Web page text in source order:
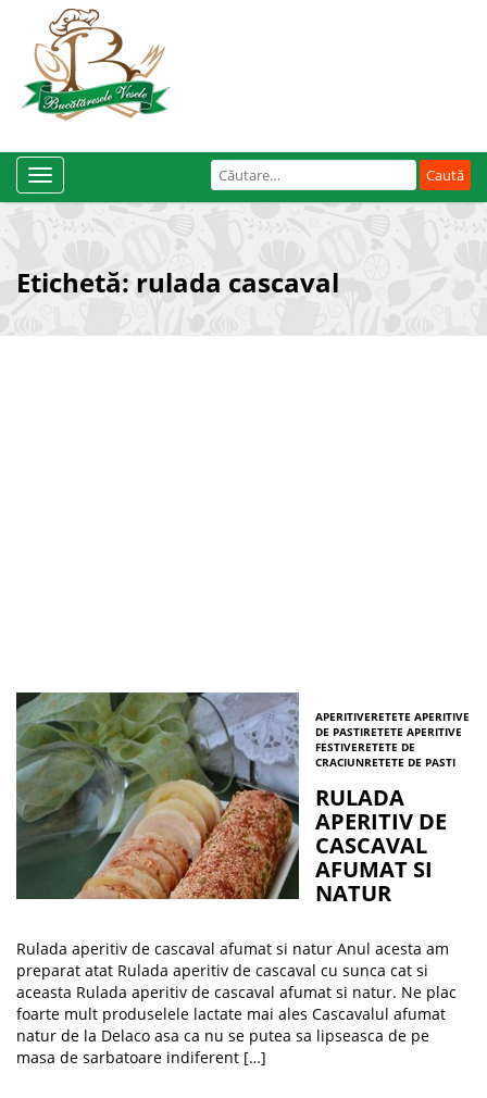
Caută
după:
Toggle
Navigation
Etichetă: rulada cascaval
APERITIVERETETE APERITIVE
DE PASTIRETETE APERITIVE
FESTIVERETETE DE
CRACIUNRETETE DE PASTI
RULADA
APERITIV DE
CASCAVAL
AFUMAT SI
NATUR
Rulada aperitiv de cascaval afumat si natur Anul acesta am
preparat atat Rulada aperitiv de cascaval cu sunca cat si
aceasta Rulada aperitiv de cascaval afumat si natur. Ne plac
foarte mult produselele lactate mai ales Cascavalul afumat
natur de la Delaco asa ca nu se putea sa lipseasca de pe
masa de sarbatoare indiferent […]